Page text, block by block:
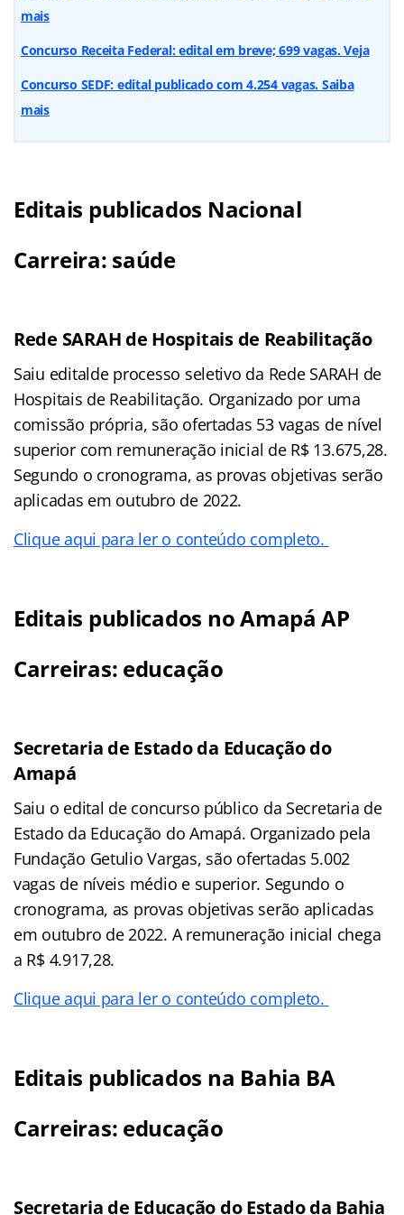
mais
Concurso Receita Federal: edital em breve; 699 vagas. Veja
Concurso SEDF: edital publicado com 4.254 vagas. Saiba
mais
Editais publicados Nacional
Carreira: saúde
Rede SARAH de Hospitais de Reabilitação
Saiu editalde processo seletivo da Rede SARAH de
Hospitais de Reabilitação. Organizado por uma
comissão própria, são ofertadas 53 vagas de nível
superior com remuneração inicial de R$ 13.675,28.
Segundo o cronograma, as provas objetivas serão
aplicadas em outubro de 2022.
Clique aqui para ler o conteúdo completo.
Editais publicados no Amapá AP
Carreiras: educação
Secretaria de Estado da Educação do
Amapá
Saiu o edital de concurso público da Secretaria de
Estado da Educação do Amapá. Organizado pela
Fundação Getulio Vargas, são ofertadas 5.002
vagas de níveis médio e superior. Segundo o
cronograma, as provas objetivas serão aplicadas
em outubro de 2022. A remuneração inicial chega
a R$ 4.917,28.
Clique aqui para ler o conteúdo completo.
Editais publicados na Bahia BA
Carreiras: educação
Secretaria de Educação do Estado da Bahia